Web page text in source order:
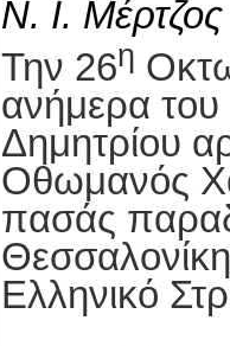
Ν. Ι. Μέρτζος
Την 26η
ανήμερα του
Δημητρίου
Οθωμανός
πασάς
Ελληνικό